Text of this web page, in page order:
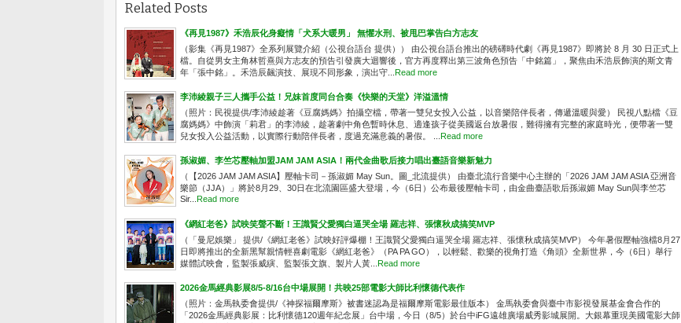
Related Posts
《再見1987》禾浩辰化身癡情「犬系大暖男」 無懼水刑、被甩巴掌告白方志友
（影集《再見1987》全系列展覽介紹（公視台語台 提供）） 由公視台語台推出的磅礡時代劇《再見1987》即將於 8 月 30 日正式上
檔。自從男女主角林哲熹與方志友的預告引發廣大迴響後，官方再度釋出第三波角色預告「中銘篇」，聚焦由禾浩辰飾演的斯文青
年「張中銘」。禾浩辰飆演技、展現不同形象，演出守... Read more
李沛綾親子三人攜手公益！兄妹首度同台合奏《快樂的天堂》洋溢溫情
（照片：民視提供/李沛綾趁著《豆腐媽媽》拍攝空檔，帶著一雙兒女投入公益，以音樂陪伴長者，傳遞溫暖與愛） 民視八點檔《豆
腐媽媽》中飾演「莉君」的李沛綾，趁著劇中角色暫時休息、適逢孩子從美國返台放暑假，難得擁有完整的家庭時光，便帶著一雙
兒女投入公益活動，以實際行動陪伴長者，度過充滿意義的暑假。 ... Read more
孫淑媚、李竺芯壓軸加盟JAM JAM ASIA！兩代金曲歌后接力唱出臺語音樂新魅力
（【2026 JAM JAM ASIA】壓軸卡司－孫淑媚 May Sun。圖_北流提供） 由臺北流行音樂中心主辦的「2026 JAM JAM ASIA 亞洲音
樂節（JJA）」將於8月29、30日在北流園區盛大登場，今（6日）公布最後壓軸卡司，由金曲臺語歌后孫淑媚 May Sun與李竺芯
Sir... Read more
《網紅老爸》試映笑聲不斷！王識賢父愛獨白逼哭全場 羅志祥、張懷秋成搞笑MVP
（「曼尼娛樂」 提供/《網紅老爸》試映好評爆棚！王識賢父愛獨白逼哭全場 羅志祥、張懷秋成搞笑MVP） 今年暑假壓軸強檔8月27
日即將推出的全新黑幫親情輕喜劇電影《網紅老爸》（PA PA GO），以輕鬆、歡樂的視角打造《角頭》全新世界，今（6日）舉行
媒體試映會，監製張威縯、監製張文旗、製片人黃... Read more
2026金馬經典影展8/5-8/16台中場展開！共映25部電影大師比利懷德代表作
（照片：金馬執委會提供/《神探福爾摩斯》被書迷認為是福爾摩斯電影最佳版本） 金馬執委會與臺中市影視發展基金會合作的
「2026金馬經典影展：比利懷德120週年紀念展」台中場，今日（8/5）於台中iFG遠雄廣場威秀影城展開。大銀幕重現美國電影大師